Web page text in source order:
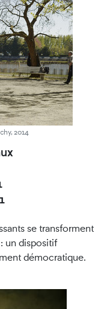
2014
se transforment
un dispositif
démocratique.